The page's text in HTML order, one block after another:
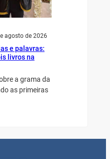
agosto de 2026
e palavras:
livros na
a grama da
as primeiras